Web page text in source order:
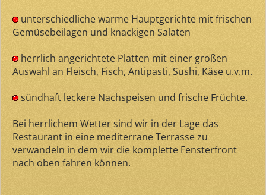
unterschiedliche warme Hauptgerichte mit frischen
Gemüsebeilagen und knackigen Salaten
herrlich angerichtete Platten mit einer großen
Auswahl an Fleisch, Fisch, Antipasti, Sushi, Käse u.v.m.
sündhaft leckere Nachspeisen und frische Früchte.
Bei herrlichem Wetter sind wir in der Lage das
Restaurant in eine mediterrane Terrasse zu
verwandeln in dem wir die komplette Fensterfront
nach oben fahren können.